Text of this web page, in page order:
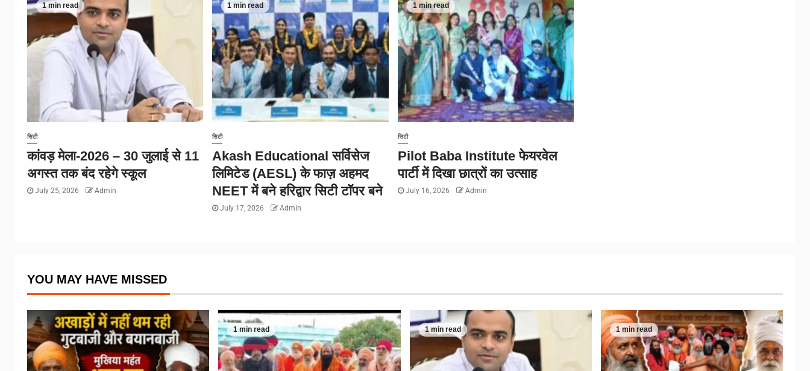
1 min read
सिटी
कांवड़ मेला-2026 – 30 जुलाई से 11
अगस्त तक बंद रहेगे स्कूल
July 25, 2026 Admin
1 min read
सिटी
Akash Educational सर्विसेज
लिमिटेड (AESL) के फाज़ अहमद
NEET में बने हरिद्वार सिटी टॉपर बने
July 17, 2026 Admin
1 min read
सिटी
Pilot Baba Institute फेयरवेल
पार्टी में दिखा छात्रों का उत्साह
July 16, 2026 Admin
YOU MAY HAVE MISSED
1 min read 1 min read 1 min read